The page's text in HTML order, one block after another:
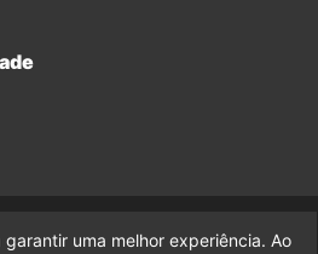
Marvel, uma empresa da Legado
uma melhor experiência. Ao